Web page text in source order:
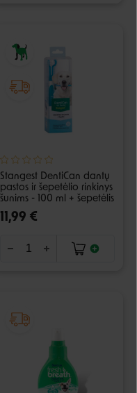
Stangest DentiCan dantų
pastos ir šepetėlio rinkinys
šunims - 100 ml + šepetėlis
11,99 €